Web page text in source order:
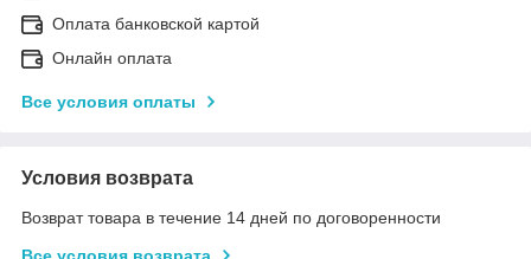
Оплата банковской картой
Онлайн оплата
Все условия оплаты
Условия возврата
Возврат товара в течение 14 дней по договоренности
Все условия возврата